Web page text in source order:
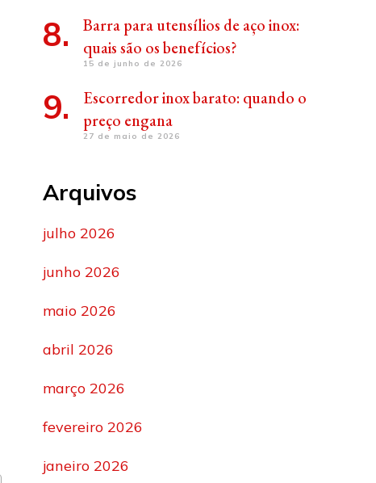
Barra para utensílios de aço inox:
quais são os benefícios?
15 de junho de 2026
Escorredor inox barato: quando o
preço engana
27 de maio de 2026
Arquivos
julho 2026
junho 2026
maio 2026
abril 2026
março 2026
fevereiro 2026
janeiro 2026